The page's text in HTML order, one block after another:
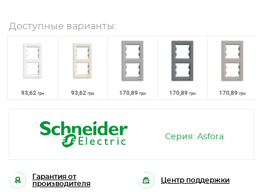
Доступные варианты:
93,62 грн 93,62 грн 170,89 грн 170,89 грн 170,89 грн
Серия: Asfora
Гарантия от
производителя
Центр поддержки